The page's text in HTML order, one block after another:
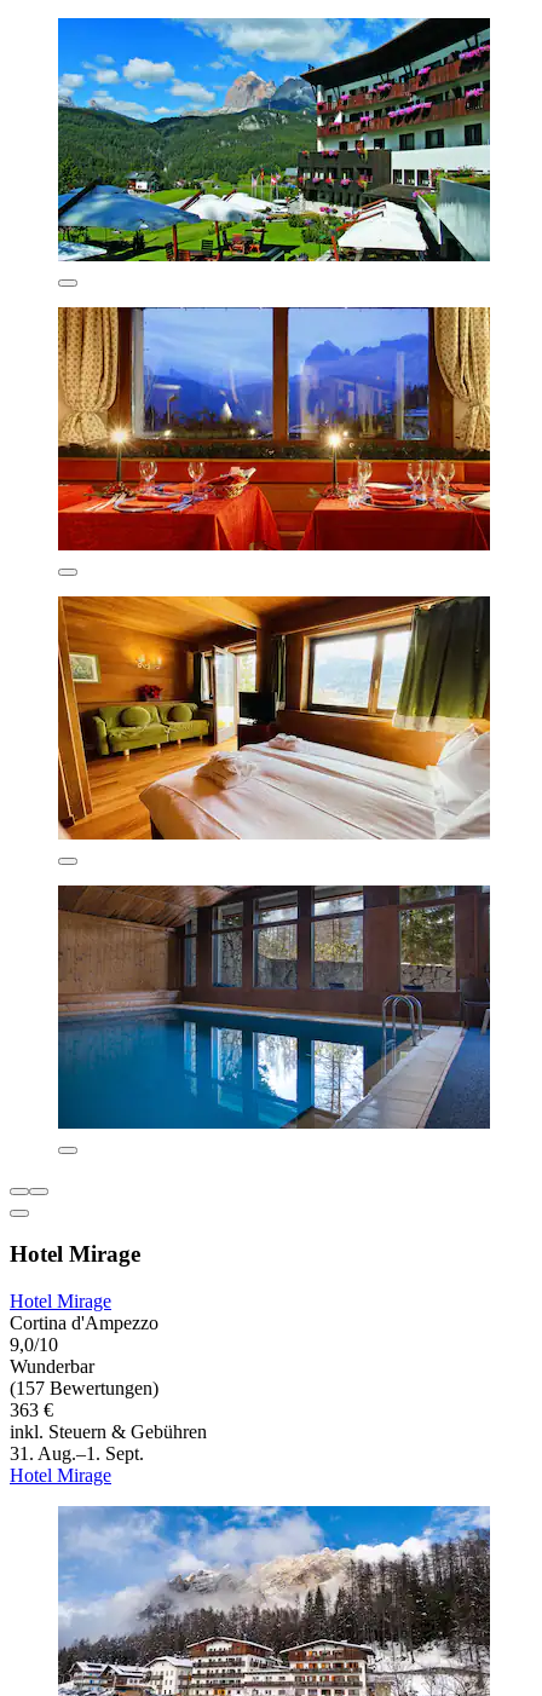
Hotel Mirage
Hotel Mirage
Cortina d'Ampezzo
9,0/10
Wunderbar
(157 Bewertungen)
363 €
inkl. Steuern & Gebühren
31. Aug.–1. Sept.
Hotel Mirage